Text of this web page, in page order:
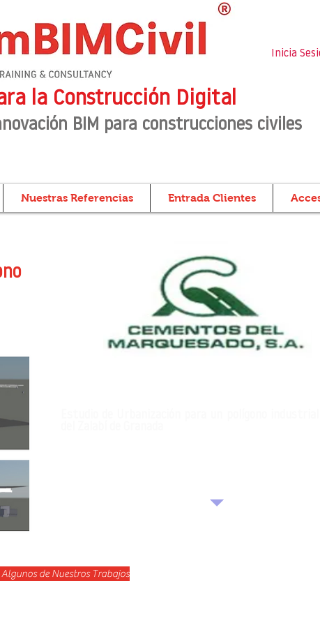
Inicia
BIM para construcciones civiles
la Construcción Digital
Nuestras Referencias Entrada Clientes
de Nuestros Trabajos